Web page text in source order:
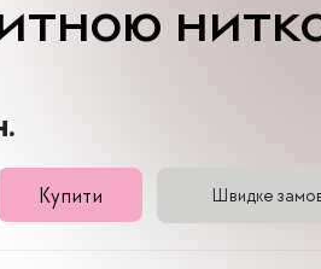
Купити Швидке